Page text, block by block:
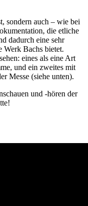
sondern auch – wie bei
die etliche
dadurch eine sehr
Werk Bachs bietet.
eines als eine Art
und ein zweites mit
Messe (siehe unten).
und -hören der